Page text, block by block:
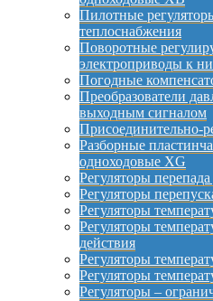
Пилотные
теплоснабжения
Поворотные
электроприводы к
Погодные
Преобразователи
выходным сигналом
Присоединительно-
Разборные
одноходовые XG
Регуляторы
Регуляторы
Регуляторы
Регуляторы
действия
Регуляторы
Регуляторы
Регуляторы –